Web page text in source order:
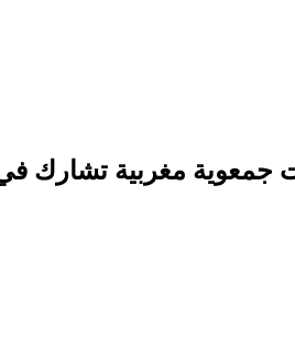
جمعوية مغربية تشارك في